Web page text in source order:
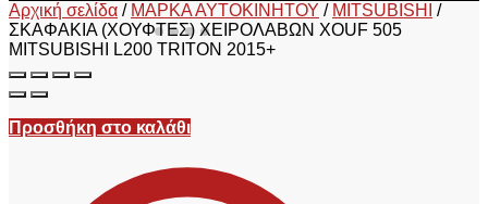
Αρχική σελίδα / ΜΑΡΚΑ ΑΥΤΟΚΙΝΗΤΟΥ / MITSUBISHI
/
ΣΚΑΦΑΚΙΑ (ΧΟΥΦΤΕΣ) ΧΕΙΡΟΛΑΒΩΝ XOUF 505
MITSUBISHI L200 TRITON 2015+
Προσθήκη στο καλάθι